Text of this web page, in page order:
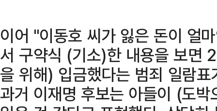
이어 "이동호 씨가 잃은 돈이 얼
서 구약식 (기소)한 내용을 보면
을 위해) 입금했다는 범죄 일람
과거 이재명 후보는 아들이 (도